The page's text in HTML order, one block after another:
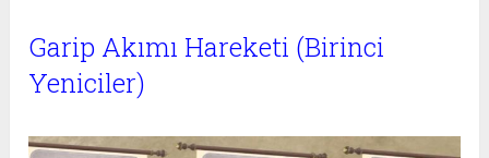
Garip Akımı Hareketi (Birinci
Yeniciler)